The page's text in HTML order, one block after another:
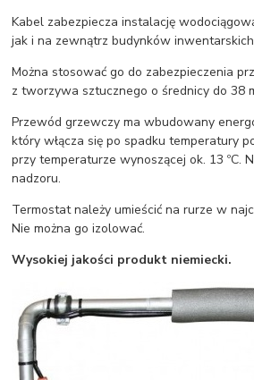
Kabel zabezpiecza instalację
jak i na zewnątrz budynków
Można stosować go do zabezpieczenia
z tworzywa sztucznego o średnicy do 38
Przewód grzewczy ma wbudowany
który włącza się po spadku temperatury
przy temperaturze wynoszącej ok. 13 ºC.
nadzoru.
Termostat należy umieścić na rurze w
Nie można go izolować.
Wysokiej jakości produkt niemiecki.